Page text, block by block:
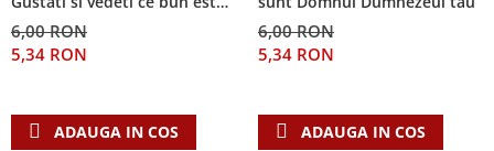
Domnul!
6,00 RON
5,34 RON
ADAUGA IN COS
6,00 RON
5,34 RON
ADAUGA IN COS